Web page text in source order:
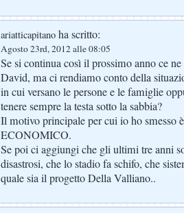
ariatticapitano ha scritto:
Agosto 23rd, 2012 alle 08:05
Se si continua così il prossimo anno ce
David, ma ci rendiamo conto della
in cui versano le persone e le famiglie
tenere sempre la testa sotto la sabbia?
Il motivo principale per cui io ho smesso
ECONOMICO.
Se poi ci aggiungi che gli ultimi tre anni
disastrosi, che lo stadio fa schifo, che
quale sia il progetto Della Valliano..